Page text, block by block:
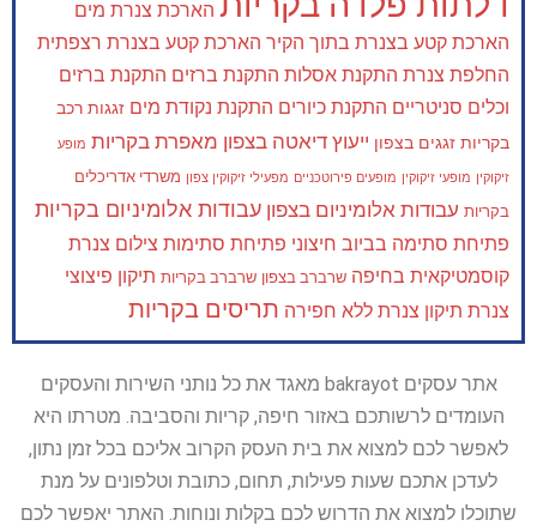
הארכת צנרת מים
הארכת קטע בצנרת בתוך הקיר הארכת קטע בצנרת רצפתית
החלפת צנרת התקנת אסלות התקנת ברזים התקנת ברזים
וכלים סניטריים התקנת כיורים התקנת נקודת מים זגגות רכב
בקריות זגגים בצפון ייעוץ דיאטה בצפון מאפרת בקריות מופע
זיקוקין מופעי זיקוקין מופעים פירוטכניים מפעילי זיקוקין צפון משרדי אדריכלים
בקריות עבודות אלומיניום בצפון עבודות אלומיניום בקריות
פתיחת סתימה בביוב חיצוני פתיחת סתימות צילום צנרת
קוסמטיקאית בחיפה שרברב בצפון שרברב בקריות תיקון פיצוצי
צנרת תיקון צנרת ללא חפירה תריסים בקריות
אתר עסקים bakrayot מאגד את כל נותני השירות והעסקים
העומדים לרשותכם באזור חיפה, קריות והסביבה. מטרתו היא
לאפשר לכם למצוא את בית העסק הקרוב אליכם בכל זמן נתון,
לעדכן אתכם שעות פעילות, תחום, כתובת וטלפונים על מנת
שתוכלו למצוא את הדרוש לכם בקלות ונוחות. האתר יאפשר לכם